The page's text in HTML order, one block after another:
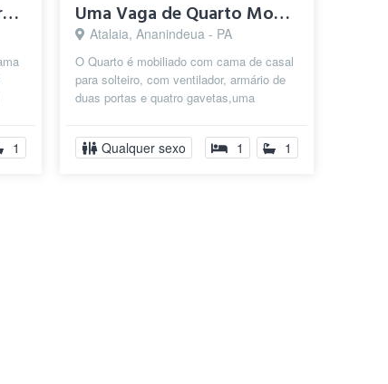
Quarto Mobiliado Solteiro-Belém /Promoçã...
1
Uma Vaga de Quarto Mobiliado com cama de...
Atalaia, Ananindeua - PA
O Quarto é mobiliado com cama de casal
para solteiro, com ventilador, armário de
duas portas e quatro gavetas,uma
condom...
Qualquer sexo 1 1